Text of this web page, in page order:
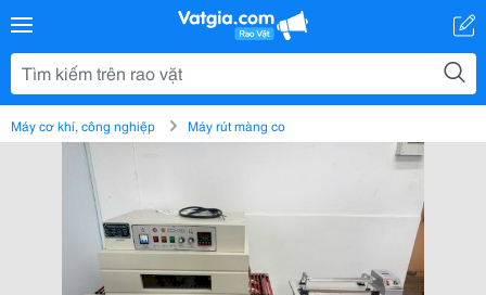
Máy cơ khí, công nghiệp Máy rút màng co